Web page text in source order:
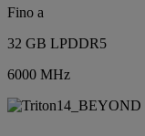
Fino a
32 GB LPDDR5
6000 MHz